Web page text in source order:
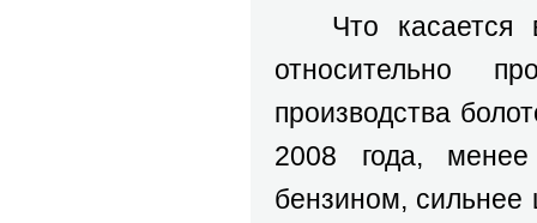
Что касается
относительно
производства
2008 года,
бензином,